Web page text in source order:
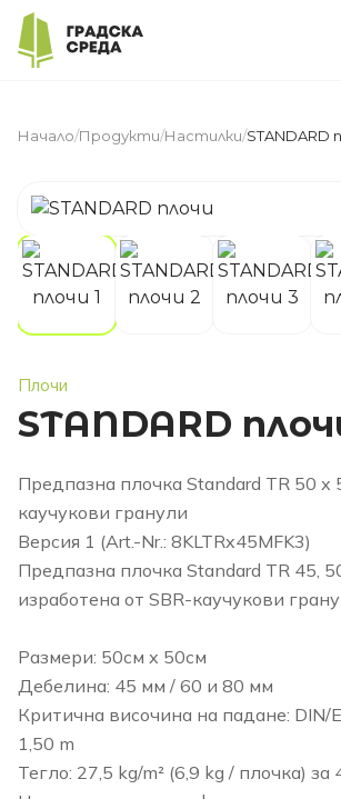
Начало/Продукти/Настилки/STANDARD
Плочи
STANDARD
Предпазна плочка Standard TR 50 х
каучукови гранули
Версия 1 (Art.-Nr.: 8KLTRx45MFK3)
Предпазна плочка Standard TR 45,
изработена от SBR-каучукови
Размери: 50см х 50см
Дебелина: 45 мм / 60 и 80 мм
Критична височина на падане: DIN/
1,50 m
Тегло: 27,5 kg/m² (6,9 kg / плочка) за